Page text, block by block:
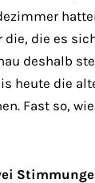
die, die es
deshalb
heute die
Fast so,